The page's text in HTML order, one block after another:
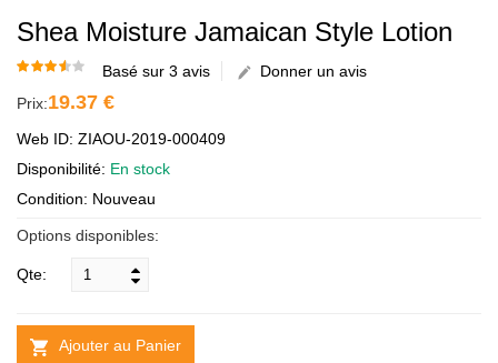
Shea Moisture Jamaican Style Lotion
Basé sur 3 avis
Donner un avis
Prix:19.37 €
Web ID: ZIAOU-2019-000409
Disponibilité: En stock
Condition: Nouveau
Options disponibles:
Qte:
Ajouter au Panier